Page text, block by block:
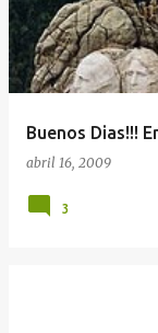
Buenos Dias!!!
abril 16, 2009
3